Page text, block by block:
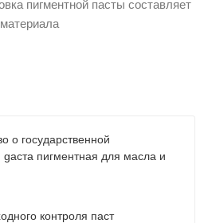
пигментной пасты составляет
о государственной
gаста пигментная для масла и
контроля паст